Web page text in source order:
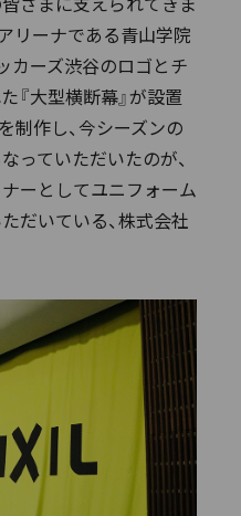
リーナである青山学院
カーズ渋谷のロゴとチ
『大型横断幕』が設置
制作し、今シーズンの
っていただいたのが、
ーとしてユニフォーム
だいている、株式会社